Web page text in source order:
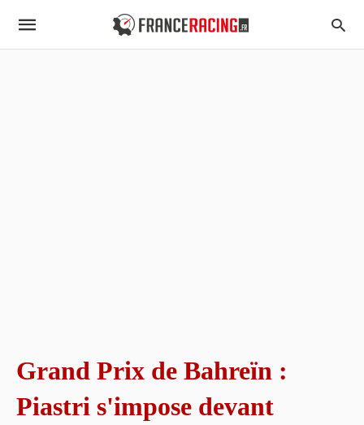
Grand Prix de Bahreïn :
Piastri s'impose devant